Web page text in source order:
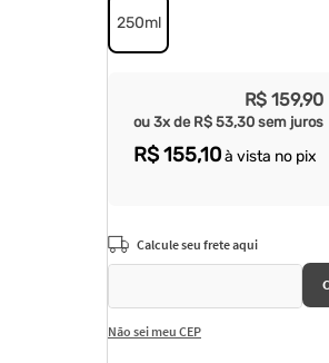
250ml
R$ 159,90
ou 3x de R$ 53,30 sem juros
R$155,10à vista no pix
Não sei meu CEP